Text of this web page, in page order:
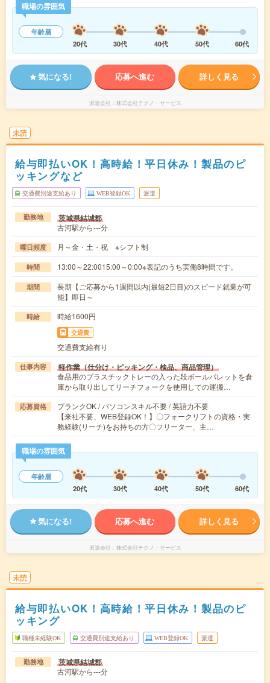
職場の雰囲気
年齢層
20代
30代 40代 50代 60代
気になる! 応募へ進む 詳しく見る
派遣会社 株式会社テクノ・サービス
未読
給与即払いOK！高時給！平日休み！製品のピ
ッキングなど
交通費別途支給あり WEB登録OK 派遣
勤務地 茨城県結城郡
古河駅から---分
曜日頻度 月～金・土・祝 ※シフト制
時間 13:00～22:0015:00～0:00※表記のうち実働8時間です。
期間
長期【ご応募から1週間以内(最短2日目)のスピード就業が可
能】即日～
時給 時給1600円
交通費
交通費支給有り
仕事内容 軽作業（仕分け・ピッキング・検品、商品管理）
食品用のプラスチックトレーの入った段ボールパレットを倉
庫から取り出してリーチフォークを使用しての運搬…
応募資格
ブランクOK / パソコンスキル不要 / 英語力不要
【来社不要、WEB登録OK！】〇フォークリフトの資格・実
務経験(リーチ)をお持ちの方〇フリーター、主…
職場の雰囲気
年齢層
20代
30代 40代 50代 60代
気になる! 応募へ進む 詳しく見る
派遣会社 株式会社テクノ・サービス
未読
給与即払いOK！高時給！平日休み！製品のピ
ッキング
職種未経験OK 交通費別途支給あり WEB登録OK 派遣
勤務地 茨城県結城郡
古河駅から---分